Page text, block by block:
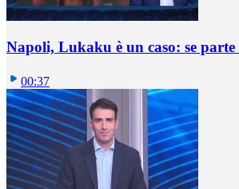
Napoli, Lukaku è un caso: se
00:37